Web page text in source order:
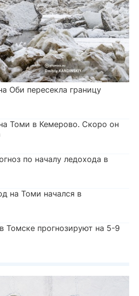
Оби пересекла границу
Томи в Кемерово. Скоро он
по началу ледохода в
на Томи начался в
Томске прогнозируют на 5-9